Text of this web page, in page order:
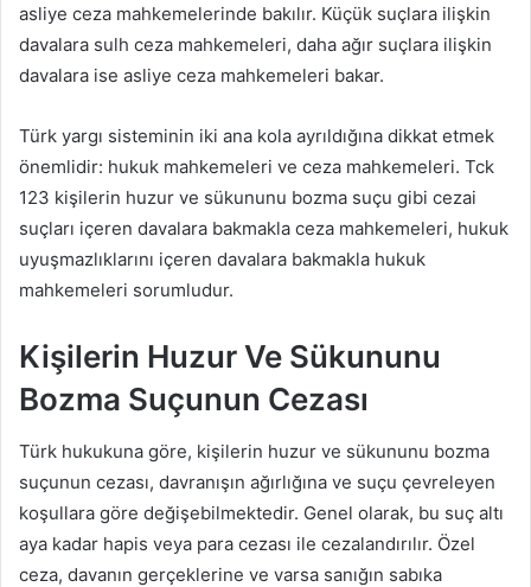
asliye ceza mahkemelerinde bakılır. Küçük suçlara ilişkin
davalara sulh ceza mahkemeleri, daha ağır suçlara ilişkin
davalara ise asliye ceza mahkemeleri bakar.
Türk yargı sisteminin iki ana kola ayrıldığına dikkat etmek
önemlidir: hukuk mahkemeleri ve ceza mahkemeleri. Tck
123 kişilerin huzur ve sükununu bozma suçu gibi cezai
suçları içeren davalara bakmakla ceza mahkemeleri, hukuk
uyuşmazlıklarını içeren davalara bakmakla hukuk
mahkemeleri sorumludur.
Kişilerin Huzur Ve Sükununu
Bozma Suçunun Cezası
Türk hukukuna göre, kişilerin huzur ve sükununu bozma
suçunun cezası, davranışın ağırlığına ve suçu çevreleyen
koşullara göre değişebilmektedir. Genel olarak, bu suç altı
aya kadar hapis veya para cezası ile cezalandırılır. Özel
ceza, davanın gerçeklerine ve varsa sanığın sabıka